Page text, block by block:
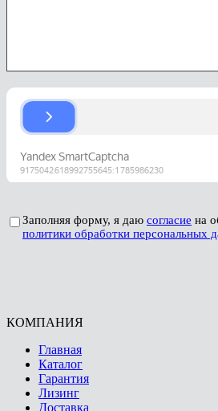
Заполняя форму, я даю согласие на
политики обработки персональных
КОМПАНИЯ
Главная
Каталог
Гарантия
Лизинг
Доставка